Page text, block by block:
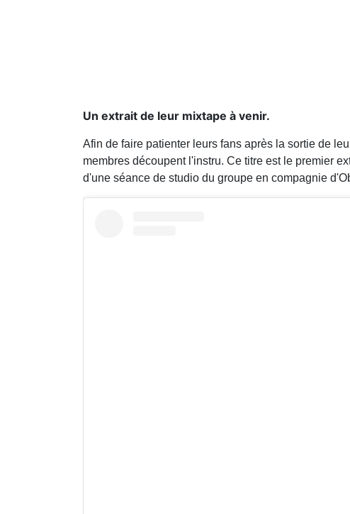
Un extrait de leur mixtape à venir.
Afin de faire patienter leurs fans après la sortie de
membres découpent l'instru. Ce titre est le premier
d'une séance de studio du groupe en compagnie